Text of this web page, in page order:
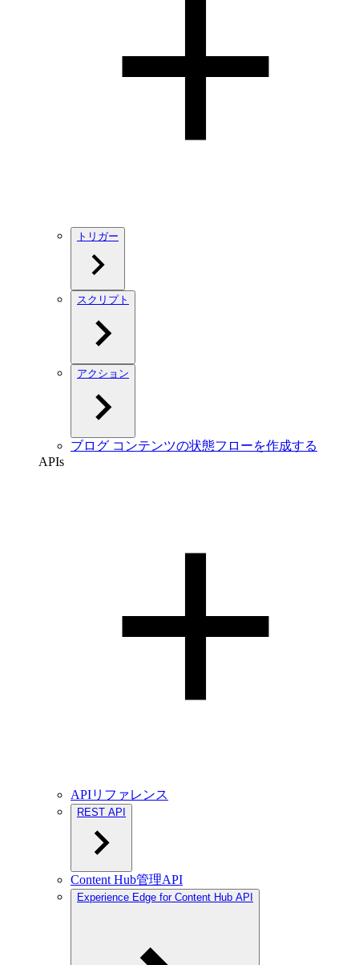
トリガー
スクリプト
アクション
ブログ コンテンツの状態フローを作成する
APIs
APIリファレンス
REST API
Content Hub管理API
Experience Edge for Content Hub API